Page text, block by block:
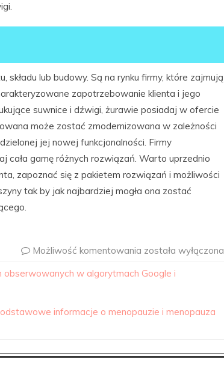
składu lub budowy. Są na rynku firmy, które zajmują
zapotrzebowanie klienta i jego
suwnice i dźwigi, żurawie posiadaj w ofercie
może zostać zmodernizowana w zależności
jej nowej funkcjonalności. Firmy
cała gamę różnych rozwiązań. Warto uprzednio
zapoznać się z pakietem rozwiązań i możliwości
tak by jak najbardziej mogła ona zostać
Możliwość komentowania została wyłączona
obserwowanych w algorytmach Google i
informacje o menopauzie i menopauza